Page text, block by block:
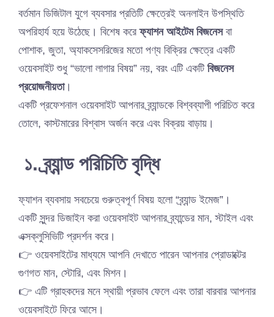
বর্তমান ডিজিটাল যুগে ব্যবসার প্রতিটি ক্ষেত্রেই অনলাইন উপস্থিতি
অপরিহার্য হয়ে উঠেছে। বিশেষ করেফ্যাশন আইটেম বিজনেসবা
পোশাক, জুতা, অ্যাকসেসরিজের মতো পণ্য বিক্রির ক্ষেত্রে একটি
ওয়েবসাইট শুধু “ভালো লাগার বিষয়” নয়, বরং এটি একটি বিজনেস
প্রয়োজনীয়তা।
একটি প্রফেশনাল ওয়েবসাইট আপনার ব্র্যান্ডকে বিশ্বব্যাপী পরিচিত করে
তোলে, কাস্টমারের বিশ্বাস অর্জন করে এবং বিক্রয় বাড়ায়।
১. ব্র্যান্ড পরিচিতি বৃদ্ধি
ফ্যাশন ব্যবসায় সবচেয়ে গুরুত্বপূর্ণ বিষয় হলো “ব্র্যান্ড ইমেজ”।
একটি সুন্দর ডিজাইন করা ওয়েবসাইট আপনার ব্র্যান্ডের মান, স্টাইল এবং
এক্সক্লুসিভিটি প্রদর্শন করে।
👉 ওয়েবসাইটের মাধ্যমে আপনি দেখাতে পারেন আপনার প্রোডাক্টের
গুণগত মান, স্টোরি, এবং মিশন।
👉 এটি গ্রাহকদের মনে স্থায়ী প্রভাব ফেলে এবং তারা বারবার আপনার
ওয়েবসাইটে ফিরে আসে।